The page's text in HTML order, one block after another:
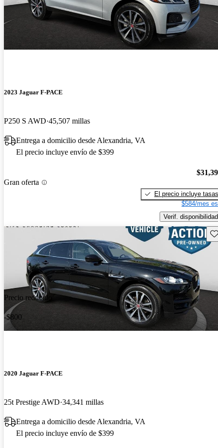
2023 Jaguar F-PACE
P250 S AWD 45,507 millas
Entrega a domicilio desde Alexandria, VA
El precio incluye envío de $399
Gran oferta
El precio incluye tasas
$584/mes
Verif. disponibilidad
Precio reducido
-$800
2020 Jaguar F-PACE
25t Prestige AWD 34,341 millas
Entrega a domicilio desde Alexandria, VA
El precio incluye envío de $399